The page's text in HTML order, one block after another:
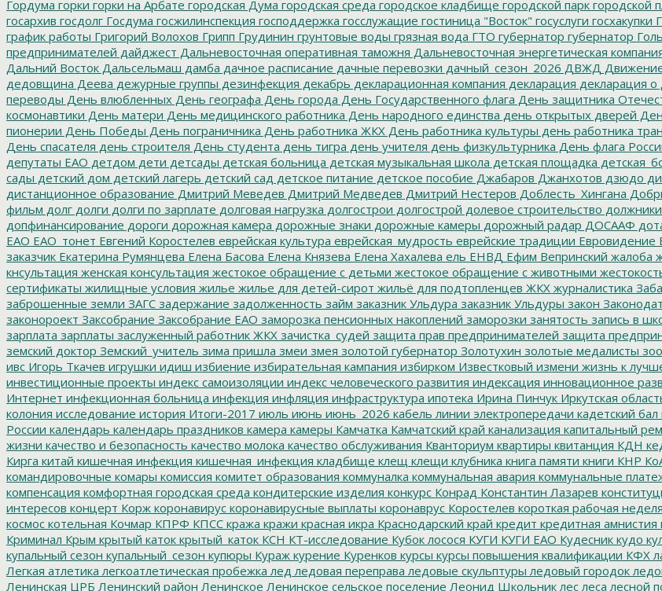
Гордума горки горки на Арбате городская Дума городская среда городское кладбище городской парк городской
госархив госдолг Госдума госжилинспекция господдержка госслужащие гостиница "Восток" госуслуги госхакупки
график работы Григорий Волохов Грипп Грудинин грунтовые воды грязная вода ГТО губернатор губернатор
предпринимателей дайджест Дальневосточная оперативная таможня Дальневосточная энергетическая
Дальний Восток Дальсельмаш дамба дачное расписание дачные перевозки дачный_сезон_2026 ДВЖД
дедовщина Деева дежурные группы дезинфекция декабрь декларационная компания декларация декларация о
переводы День влюбленных День географа День города День Государственного флага День защитника
космонавтики День матери День медицинского работника День народного единства день открытых дверей
пионерии День Победы День пограничника День работника ЖКХ День работника культуры день работника
День спасателя день строителя День студента день тигра день учителя день физкультурника День флага
депутаты ЕАО детдом дети детсады детская больница детская музыкальная школа детская площадка
сады детский дом детский лагерь детский сад детское питание детское пособие Джабаров Джанхотов дзюдо
дистанционное образование Дмитрий Меведев Дмитрий Медведев Дмитрий Нестеров Доблесть_Хингана
фильм долг долги долги по зарплате долговая нагрузка долгострои долгострой долевое строительство должники
допфинансирование дороги дорожная камера дорожные знаки дорожные камеры дорожный радар ДОСААФ
ЕАО ЕАО_тонет Евгений Коростелев еврейская культура еврейская_мудрость еврейские традиции Евровидение
заказчик Екатерина Румянцева Елена Басова Елена Князева Елена Хахалева ель ЕНВД Ефим Вепринский жалоба
кнсультация женская консультация жестокое обращение с детьми жестокое обращение с животными
сертификаты жилищные условия жилье жилье для детей-сирот жильё для подтопленцев ЖКХ журналистика
заброшенные земли ЗАГС задержание задолженность займ заказник Ульдура заказник Ульдуры закон
законороект Заксобрание Заксобрание ЕАО заморозка пенсионных накоплений заморозки занятость запись в
зарплата зарплаты заслуженный работник ЖКХ зачистка_судей защита прав предпринимателей защита
земский доктор Земский_учитель зима пришла змеи змея золотой губернатор Золотухин золотые медалисты
ивс Игорь Ткачев игрушки идиш избиение избирательная кампания избирком Известковый измени жизнь к
инвестиционные проекты индекс самоизоляции индекс человеческого развития индексация инновационное
Интернет инфекционная больница инфекция инфляция инфраструктура ипотека Ирина Пинчук Иркутская
колония исследование история Итоги-2017 июль июнь июнь_2026 кабель линии электропередачи кадетский бал
России календарь календарь праздников камера камеры Камчатка Камчатский край канализация капитальный
жизни качество и безопасность качество молока качество обслуживания Кванториум квартиры квитанция КДН
Кирга китай кишечная инфекция кишечная_инфекция кладбище клещ клещи клубника книга памяти книги КНР
командировочные комары комиссия комитет образования коммуналка коммунальная авария коммунальные
компенсация комфортная городская среда кондитерские изделия конкурс Конрад Константин Лазарев
интересов концерт Корж коронавирус коронавирусные выплаты коронаврус Коростелев короткая рабочая неделя
космос котельная Кочмар КПРФ КПСС кража кражи красная икра Краснодарский край кредит кредитная амнистия
Криминал Крым крытый каток крытый_каток КСН КТ-исследование Кубок лосося КУГИ КУГИ ЕАО Кудесник кудо
купальный сезон купальный_сезон купюры Кураж курение Куренков курсы курсы повышения квалификации КФХ
Легкая атлетика легкоатлетическая пробежка лед ледовая переправа ледовые скульптуры ледовый городок
Ленинская ЦРБ Ленинский район Ленинское Ленинское сельское поселение Леонид Школьник лес леса лесной